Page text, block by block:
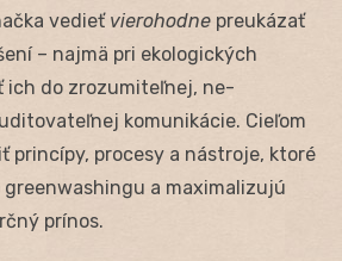
vedieť vierohodne preukázať
– najmä pri ekologických
ich do zrozumiteľnej, ne-
komunikácie. Cieľom
princípy, procesy a nástroje, ktoré
a maximalizujú
prínos.